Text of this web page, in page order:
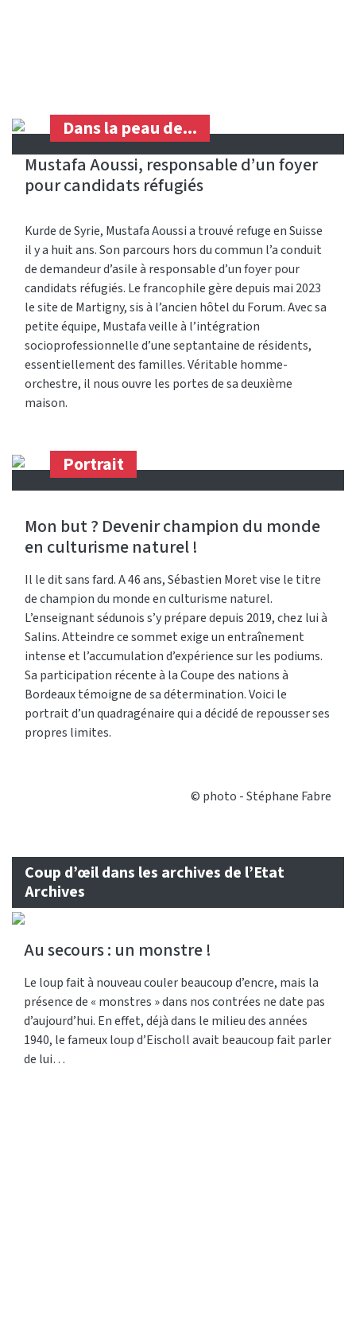
Dans la peau de...
Mustafa Aoussi, responsable d’un foyer
pour candidats réfugiés
Kurde de Syrie, Mustafa Aoussi a trouvé refuge en Suisse
il y a huit ans. Son parcours hors du commun l’a conduit
de demandeur d’asile à responsable d’un foyer pour
candidats réfugiés. Le francophile gère depuis mai 2023
le site de Martigny, sis à l’ancien hôtel du Forum. Avec sa
petite équipe, Mustafa veille à l’intégration
socioprofessionnelle d’une septantaine de résidents,
essentiellement des familles. Véritable homme-
orchestre, il nous ouvre les portes de sa deuxième
maison.
Portrait
Mon but ? Devenir champion du monde
en culturisme naturel !
Il le dit sans fard. A 46 ans, Sébastien Moret vise le titre
de champion du monde en culturisme naturel.
L’enseignant sédunois s’y prépare depuis 2019, chez lui à
Salins. Atteindre ce sommet exige un entraînement
intense et l’accumulation d’expérience sur les podiums.
Sa participation récente à la Coupe des nations à
Bordeaux témoigne de sa détermination. Voici le
portrait d’un quadragénaire qui a décidé de repousser ses
propres limites.
© photo - Stéphane Fabre
Coup d’œil dans les archives de l’Etat
Archives
Au secours : un monstre !
Le loup fait à nouveau couler beaucoup d’encre, mais la
présence de « monstres » dans nos contrées ne date pas
d’aujourd’hui. En effet, déjà dans le milieu des années
1940, le fameux loup d’Eischoll avait beaucoup fait parler
de lui…